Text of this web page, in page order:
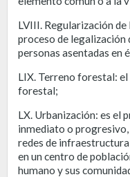
LVIII. Regularización
proceso de legalización
personas asentadas en
LIX. Terreno forestal:
forestal;
LX. Urbanización: es el
inmediato o
redes de
en un centro de
humano y sus